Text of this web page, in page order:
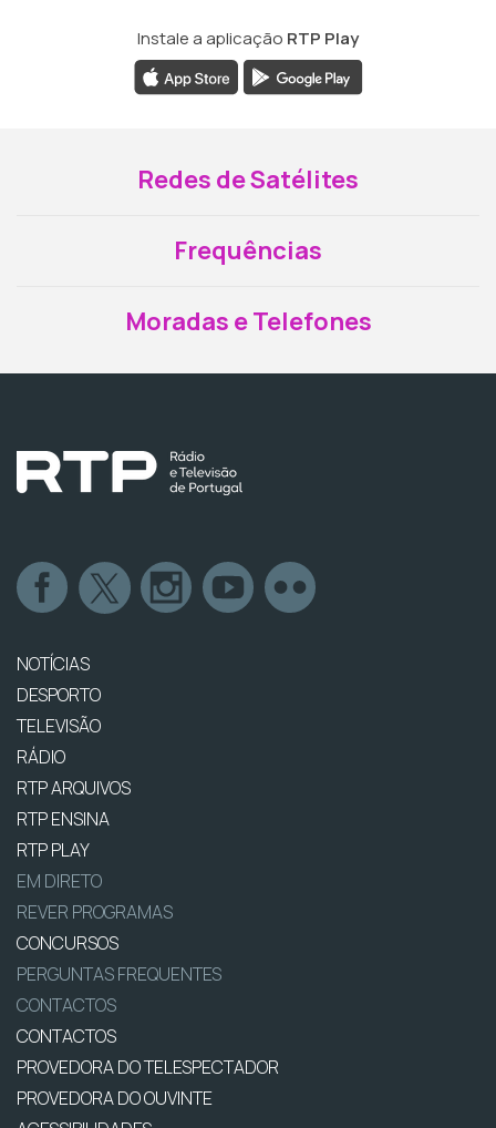
Instale a aplicação RTP Play
Redes de Satélites
Frequências
Moradas e Telefones
NOTÍCIAS
DESPORTO
TELEVISÃO
RÁDIO
RTP ARQUIVOS
RTP ENSINA
RTP PLAY
EM DIRETO
REVER PROGRAMAS
CONCURSOS
PERGUNTAS FREQUENTES
CONTACTOS
CONTACTOS
PROVEDORA DO TELESPECTADOR
PROVEDORA DO OUVINTE